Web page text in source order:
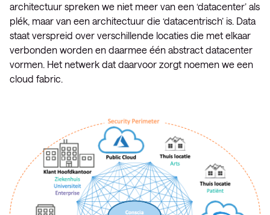
architectuur spreken we niet meer van een ‘datacenter’ als
plék, maar van een architectuur die ‘datacentrisch’ is. Data
staat verspreid over verschillende locaties die met elkaar
verbonden worden en daarmee één abstract datacenter
vormen. Het netwerk dat daarvoor zorgt noemen we een
cloud fabric.